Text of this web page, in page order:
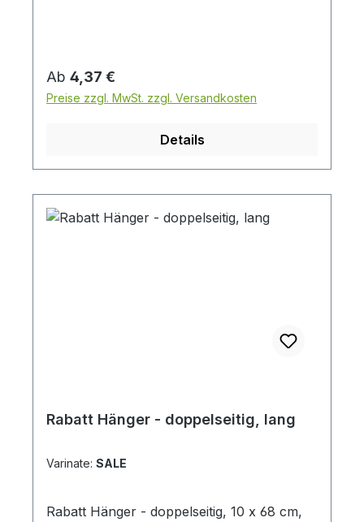
Regulärer Preis:
Ab 4,37 €
Preise zzgl. MwSt. zzgl. Versandkosten
Details
Rabatt Hänger - doppelseitig, lang
Varinate: SALE
Rabatt Hänger - doppelseitig, 10 x 68 cm,